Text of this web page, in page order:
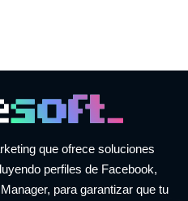
que ofrece soluciones
perfiles de Facebook,
para garantizar que tu